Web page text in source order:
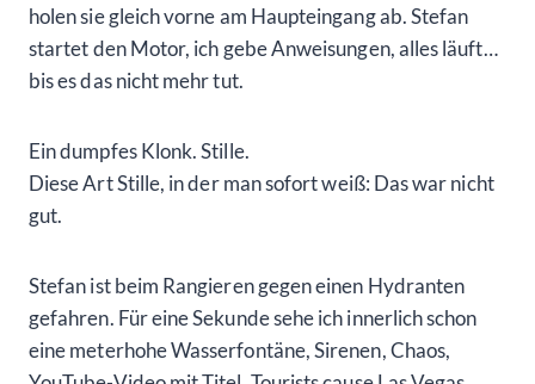
holen sie gleich vorne am Haupteingang ab. Stefan
startet den Motor, ich gebe Anweisungen, alles läuft…
bis es das nicht mehr tut.
Ein dumpfes Klonk. Stille.
Diese Art Stille, in der man sofort weiß: Das war nicht
gut.
Stefan ist beim Rangieren gegen einen Hydranten
gefahren. Für eine Sekunde sehe ich innerlich schon
eine meterhohe Wasserfontäne, Sirenen, Chaos,